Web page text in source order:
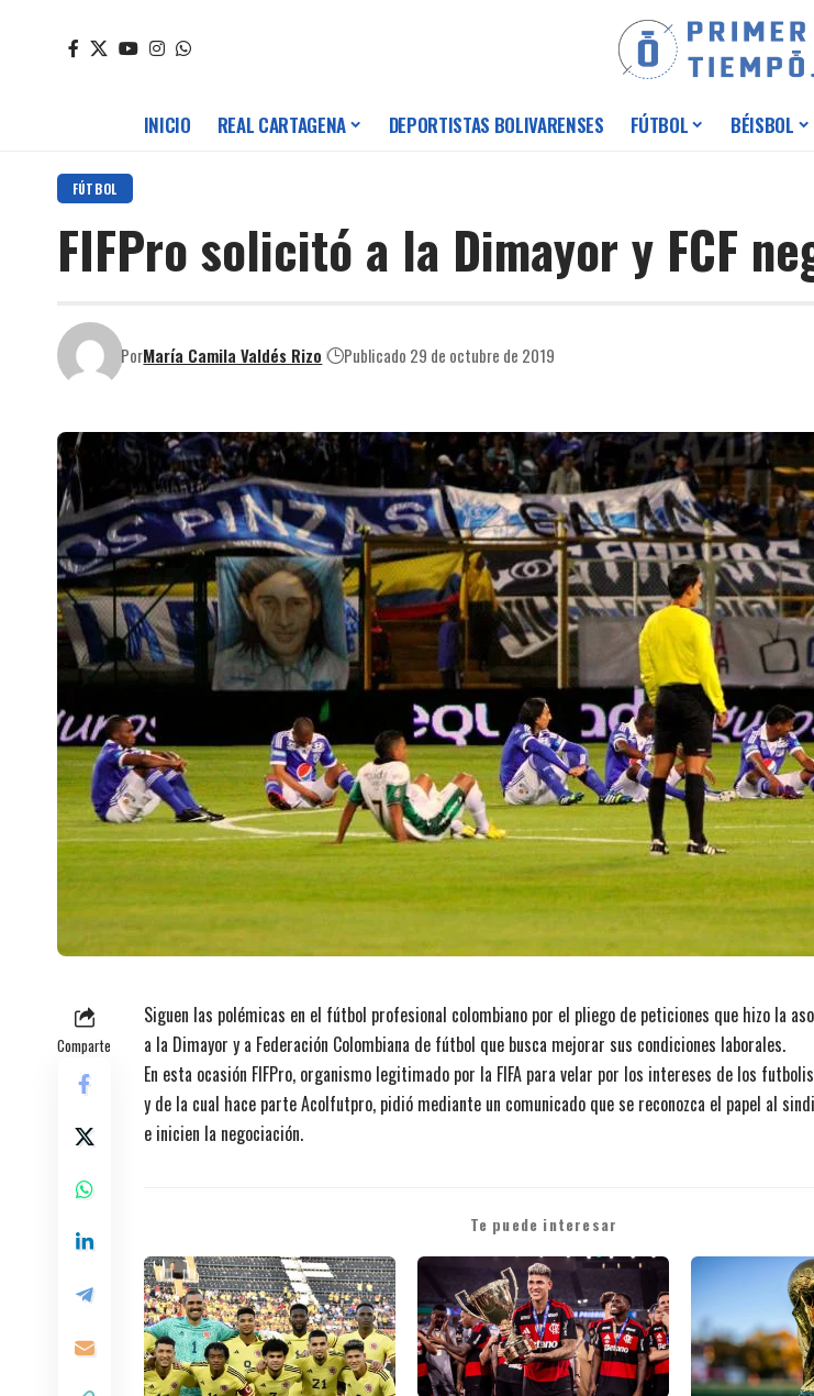
INICIO REAL CARTAGENA DEPORTISTAS BOLIVARENSES FÚTBOL BÉISBOL
FÚTBOL
FIFPro solicitó a la Dimayor y FCF
PorMaría Camila Valdés Rizo Publicado 29 de octubre de 2019
Comparte
Siguen las polémicas en el fútbol profesional colombiano por el pliego de peticiones que hizo la
a la Dimayor y a Federación Colombiana de fútbol que busca mejorar sus condiciones laborales.
En esta ocasión FIFPro, organismo legitimado por la FIFA para velar por los intereses de los
y de la cual hace parte Acolfutpro, pidió mediante un comunicado que se reconozca el papel al
e inicien la negociación.
Te puede interesar